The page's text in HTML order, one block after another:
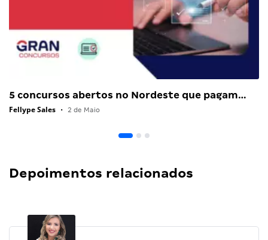
5 concursos abertos no Nordeste que pagam…
Fellype Sales • 2 de Maio
Depoimentos relacionados